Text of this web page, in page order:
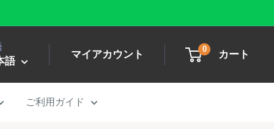
語
マイアカウント 0 カート
ご利用ガイド